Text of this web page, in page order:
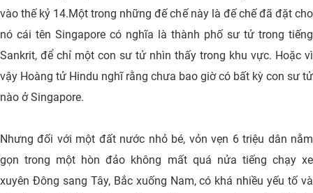
vào thế kỷ 14.Một trong những đế chế này là đế chế đã đặt cho
nó cái tên Singapore có nghĩa là thành phố sư tử trong tiếng
Sankrit, để chỉ một con sư tử nhìn thấy trong khu vực. Hoặc vì
vậy Hoàng tử Hindu nghĩ rằng chưa bao giờ có bất kỳ con sư tử
nào ở Singapore.
Nhưng đối với một đất nước nhỏ bé, vỏn vẹn 6 triệu dân nằm
gọn trong một hòn đảo không mất quá nửa tiếng chạy xe
xuyên Đông sang Tây, Bắc xuống Nam, có khá nhiều yếu tố và